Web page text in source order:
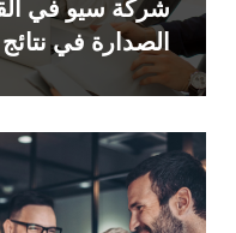
شركة سيو في
الصدارة في نتائج